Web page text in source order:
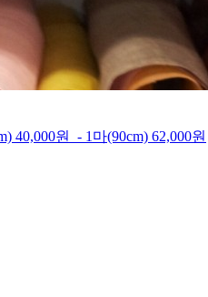
40,000원 - 1마(90cm) 62,000원